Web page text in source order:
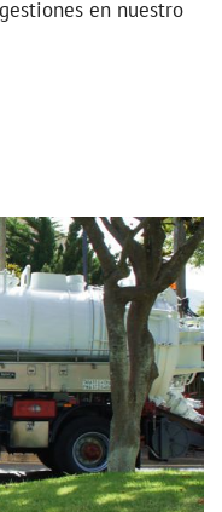
en nuestro